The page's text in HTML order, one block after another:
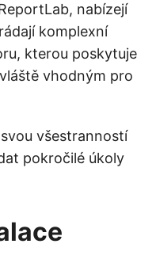
nabízejí
komplexní
kterou poskytuje
vhodným pro
všestranností
pokročilé úkoly